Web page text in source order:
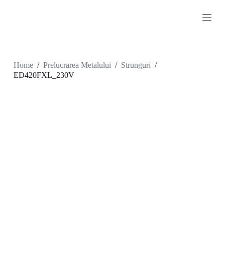
o
Home / Prelucrarea Metalului / Strunguri /
ED420FXL_230V